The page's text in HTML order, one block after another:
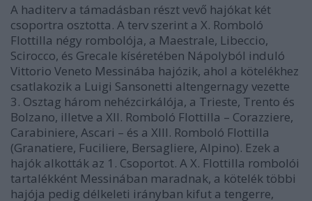
A haditerv a támadásban részt vevő hajókat két
csoportra osztotta. A terv szerint a X. Romboló
Flottilla négy rombolója, a Maestrale, Libeccio,
Scirocco, és Grecale kíséretében Nápolyból induló
Vittorio Veneto Messinába hajózik, ahol a kötelékhez
csatlakozik a Luigi Sansonetti altengernagy vezette
3. Osztag három nehézcirkálója, a Trieste, Trento és
Bolzano, illetve a XII. Romboló Flottilla – Corazziere,
Carabiniere, Ascari – és a XIII. Romboló Flottilla
(Granatiere, Fuciliere, Bersagliere, Alpino). Ezek a
hajók alkották az 1. Csoportot. A X. Flottilla rombolói
tartalékként Messinában maradnak, a kötelék többi
hajója pedig délkeleti irányban kifut a tengerre,